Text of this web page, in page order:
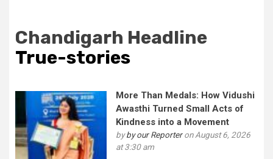
Chandigarh Headline
True-stories
More Than Medals: How Vidushi
Awasthi Turned Small Acts of
Kindness into a Movement
byby our Reporteron August 6, 2026
at 3:30 am